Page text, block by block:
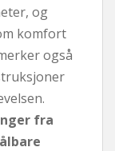
og
komfort
også
fra